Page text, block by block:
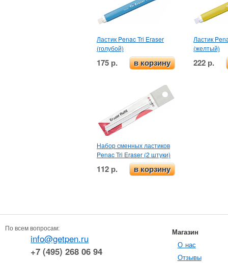
Ластик Penac Tri Eraser
(голубой)
175 р. в корзину
Ластик
(желтый)
222 р.
Набор сменных ластиков
Penac Tri Eraser (2 штуки)
112 р. в корзину
По всем вопросам:
info@getpen.ru
+7 (495) 268 06 94
Магазин
О нас
Отзывы